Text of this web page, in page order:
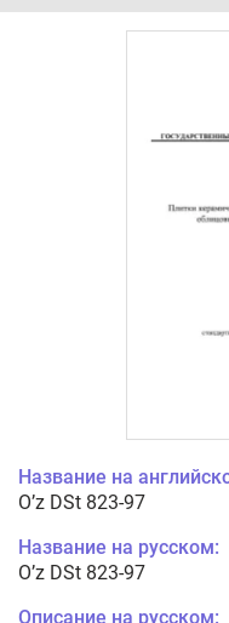
Название на
O’z DSt 823-97
Название на русском:
O’z DSt 823-97
Описание на русском: